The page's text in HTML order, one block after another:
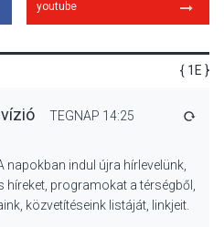
csillagles lesz
a Bodor
youtube
{ 1E }
TEGNAP 14:25
napokban indul újra hírlevelünk,
híreket, programokat a térségből,
közvetítéseink listáját, linkjeit.